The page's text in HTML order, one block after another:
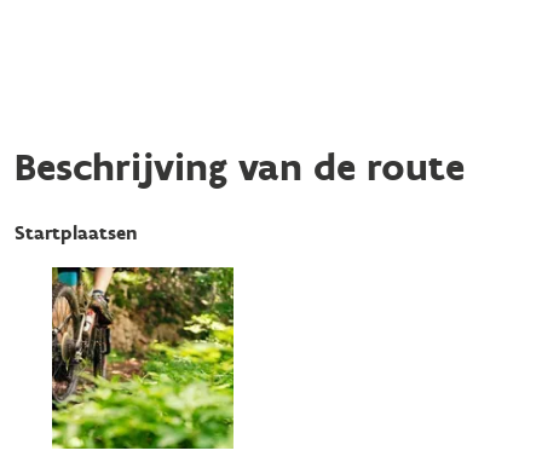
Beschrijving van de route
Startplaatsen